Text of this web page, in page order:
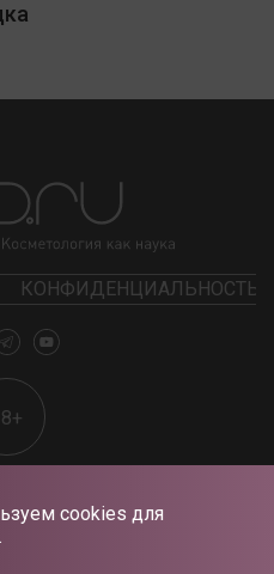
cookies для
КОНФИДЕНЦИАЛЬНОСТЬ